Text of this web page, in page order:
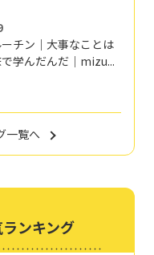
チン｜大事なことは
学んだんだ｜mizu...
一覧へ
ンキング